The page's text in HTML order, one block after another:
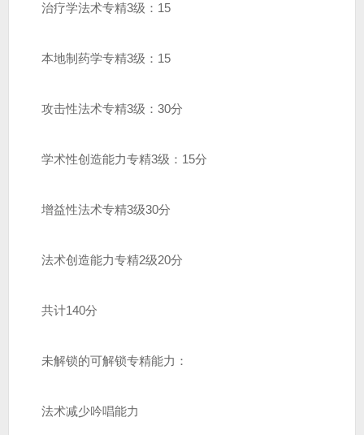
治疗学法术专精3级：15
本地制药学专精3级：15
攻击性法术专精3级：30分
学术性创造能力专精3级：15分
增益性法术专精3级30分
法术创造能力专精2级20分
共计140分
未解锁的可解锁专精能力：
法术减少吟唱能力